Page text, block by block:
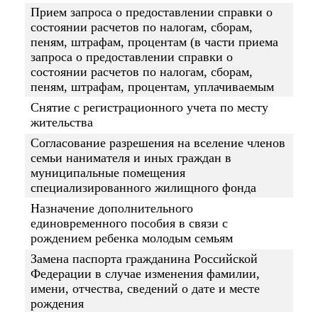
Прием запроса о предоставлении справки о
состоянии расчетов по налогам, сборам,
пеням, штрафам, процентам (в части приема
запроса о предоставлении справки о
состоянии расчетов по налогам, сборам,
пеням, штрафам, процентам, уплачиваемым
Снятие с регистрационного учета по месту
жительства
Согласование разрешения на вселение членов
семьи нанимателя и иных граждан в
муниципальные помещения
специализированного жилищного фонда
Назначение дополнительного
единовременного пособия в связи с
рождением ребенка молодым семьям
Замена паспорта гражданина Российской
Федерации в случае изменения фамилии,
имени, отчества, сведений о дате и месте
рождения